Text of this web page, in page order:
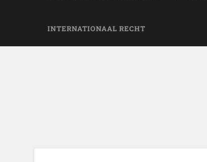
INTERNATIONAAL RECHT